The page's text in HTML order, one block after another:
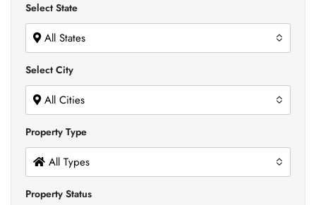
Select State
All States
Select City
All Cities
Property Type
All Types
Property Status